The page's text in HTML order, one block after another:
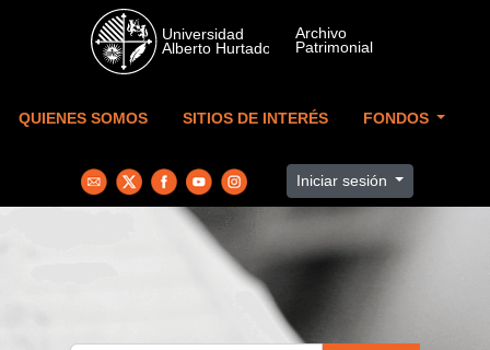
Skip to main content
QUIENES SOMOS SITIOS DE INTERÉS FONDOS
Iniciar sesión